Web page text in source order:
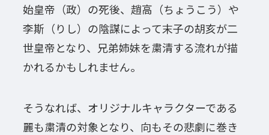
始皇帝（政）の死後、趙高（ちょうこう）や
李斯（りし）の陰謀によって末子の胡亥が二
世皇帝となり、兄弟姉妹を粛清する流れが描
かれるかもしれません。
そうなれば、オリジナルキャラクターである
麗も粛清の対象となり、向もその悲劇に巻き